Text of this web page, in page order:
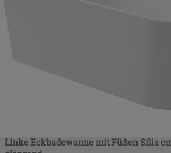
Linke Eckbadewanne mit Füßen Silia